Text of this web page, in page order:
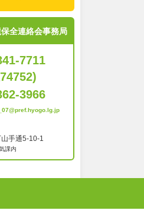
全連絡会事務局
7711
3966
手通5-10-1
課内